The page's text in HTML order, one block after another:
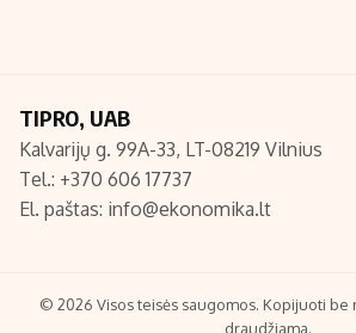
Redakcija
Turinio žymėjimo taisyklės
TIPRO, UAB
Kalvarijų g. 99A-33, LT-08219 Vilnius
Tel.: +370 606 17737
El. paštas: info@ekonomika.lt
© 2026 Visos teisės saugomos. Kopijuoti be
draudžiama.